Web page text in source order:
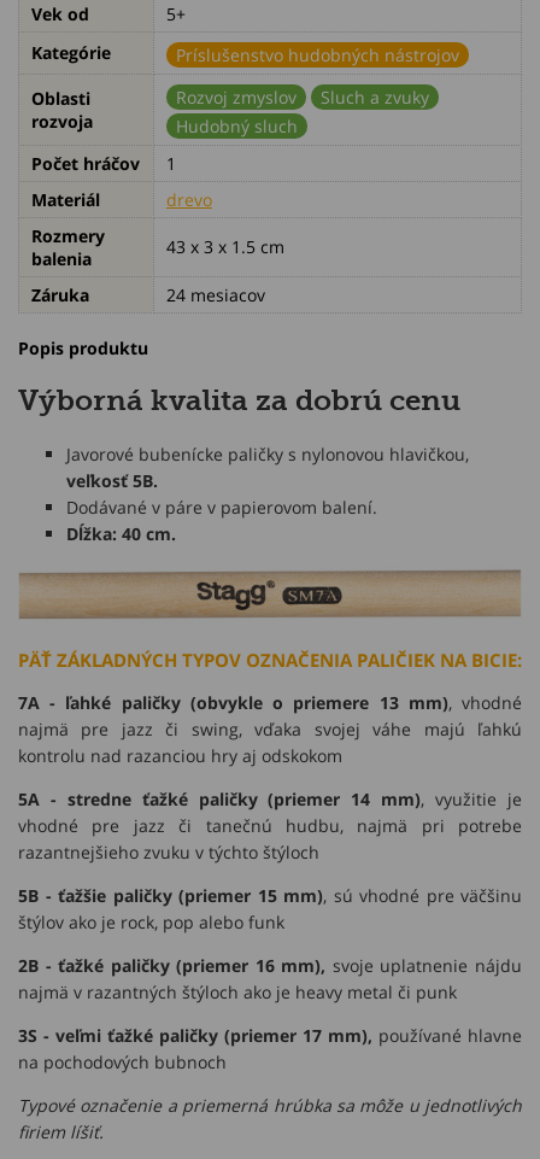
Vek od
5+
Kategórie
Príslušenstvo hudobných nástrojov
Oblasti
rozvoja
Rozvoj zmyslov
Sluch a zvuky
Hudobný sluch
Počet hráčov
1
Materiál
drevo
Rozmery
balenia
43 x 3 x 1.5 cm
Záruka 24 mesiacov
Popis produktu
Výborná kvalita za dobrú cenu
Javorové bubenícke paličky s nylonovou hlavičkou,
veľkosť 5B.
Dodávané v páre v papierovom balení.
Dĺžka: 40 cm.
PÄŤ ZÁKLADNÝCH TYPOV OZNAČENIA PALIČIEK NA BICIE:
7A - ľahké paličky (obvykle o priemere 13 mm), vhodné
najmä pre jazz či swing, vďaka svojej váhe majú ľahkú
kontrolu nad razanciou hry aj odskokom
5A - stredne ťažké paličky (priemer 14 mm), využitie je
vhodné pre jazz či tanečnú hudbu, najmä pri potrebe
razantnejšieho zvuku v týchto štýloch
5B - ťažšie paličky (priemer 15 mm), sú vhodné pre väčšinu
štýlov ako je rock, pop alebo funk
2B - ťažké paličky (priemer 16 mm), svoje uplatnenie nájdu
najmä v razantných štýloch ako je heavy metal či punk
3S - veľmi ťažké paličky (priemer 17 mm), používané hlavne
na pochodových bubnoch
Typové označenie a priemerná hrúbka sa môže u jednotlivých
firiem líšiť.